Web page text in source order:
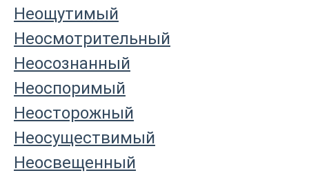
Неощутимый
Неосмотрительный
Неосознанный
Неоспоримый
Неосторожный
Неосуществимый
Неосвещенный